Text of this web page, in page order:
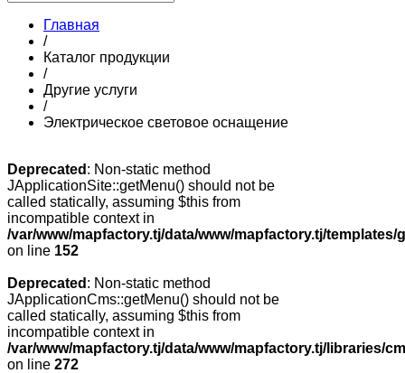
Главная
/
Каталог продукции
/
Другие услуги
/
Электрическое световое оснащение
Deprecated : Non-static method
JApplicationSite::getMenu() should not be
called statically, assuming $this from
incompatible context in
/var/www/mapfactory.tj/data/www/mapfactory.tj/
on line 152
Deprecated : Non-static method
JApplicationCms::getMenu() should not be
called statically, assuming $this from
incompatible context in
/var/www/mapfactory.tj/data/www/mapfactory.tj/libraries/
on line 272